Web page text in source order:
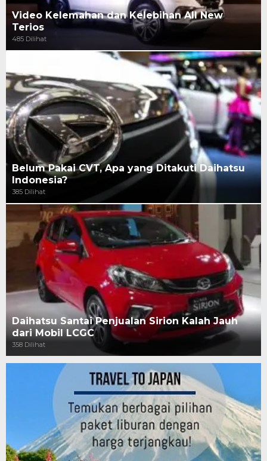
Video Kelemahan dan Kelebihan All New
Terios
485 Dilihat
Belum Pakai CVT, Apa yang Ditakuti Daihatsu
Indonesia?
385 Dilihat
Daihatsu Santai Penjualan Sirion Kalah Jauh
dari Mobil LCGC
358 Dilihat